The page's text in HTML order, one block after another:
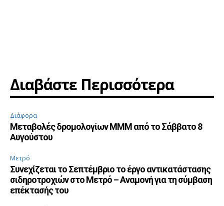
Διαβάστε Περισσότερα
Διάφορα
Μεταβολές δρομολογίων ΜΜΜ από το Σάββατο 8
Αυγούστου
Μετρό
Συνεχίζεται το Σεπτέμβριο το έργο αντικατάστασης
σιδηροτροχιών στο Μετρό – Αναμονή για τη σύμβαση
επέκτασής του